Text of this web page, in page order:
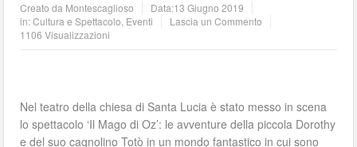
Creato da Montescaglioso Data:13 Giugno 2019
in:Cultura e Spettacolo Eventi
Lascia un Commento
1106 Visualizzazioni
Nel teatro della chiesa di Santa Lucia è stato messo in scena
lo spettacolo ‘Il Mago di Oz’: le avventure della piccola Dorothy
e del suo cagnolino Totò in un mondo fantastico in cui sono